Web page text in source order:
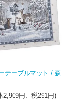
テーブルマット / 森
2,909円、税291円)